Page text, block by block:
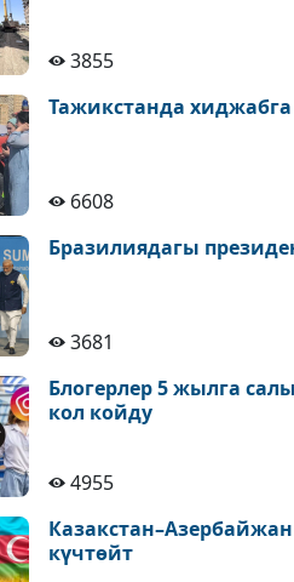
3855
Тажикстанда
6608
Бразилиядагы
3681
Блогерлер 5 жылга
кол койду
4955
күчтөйт